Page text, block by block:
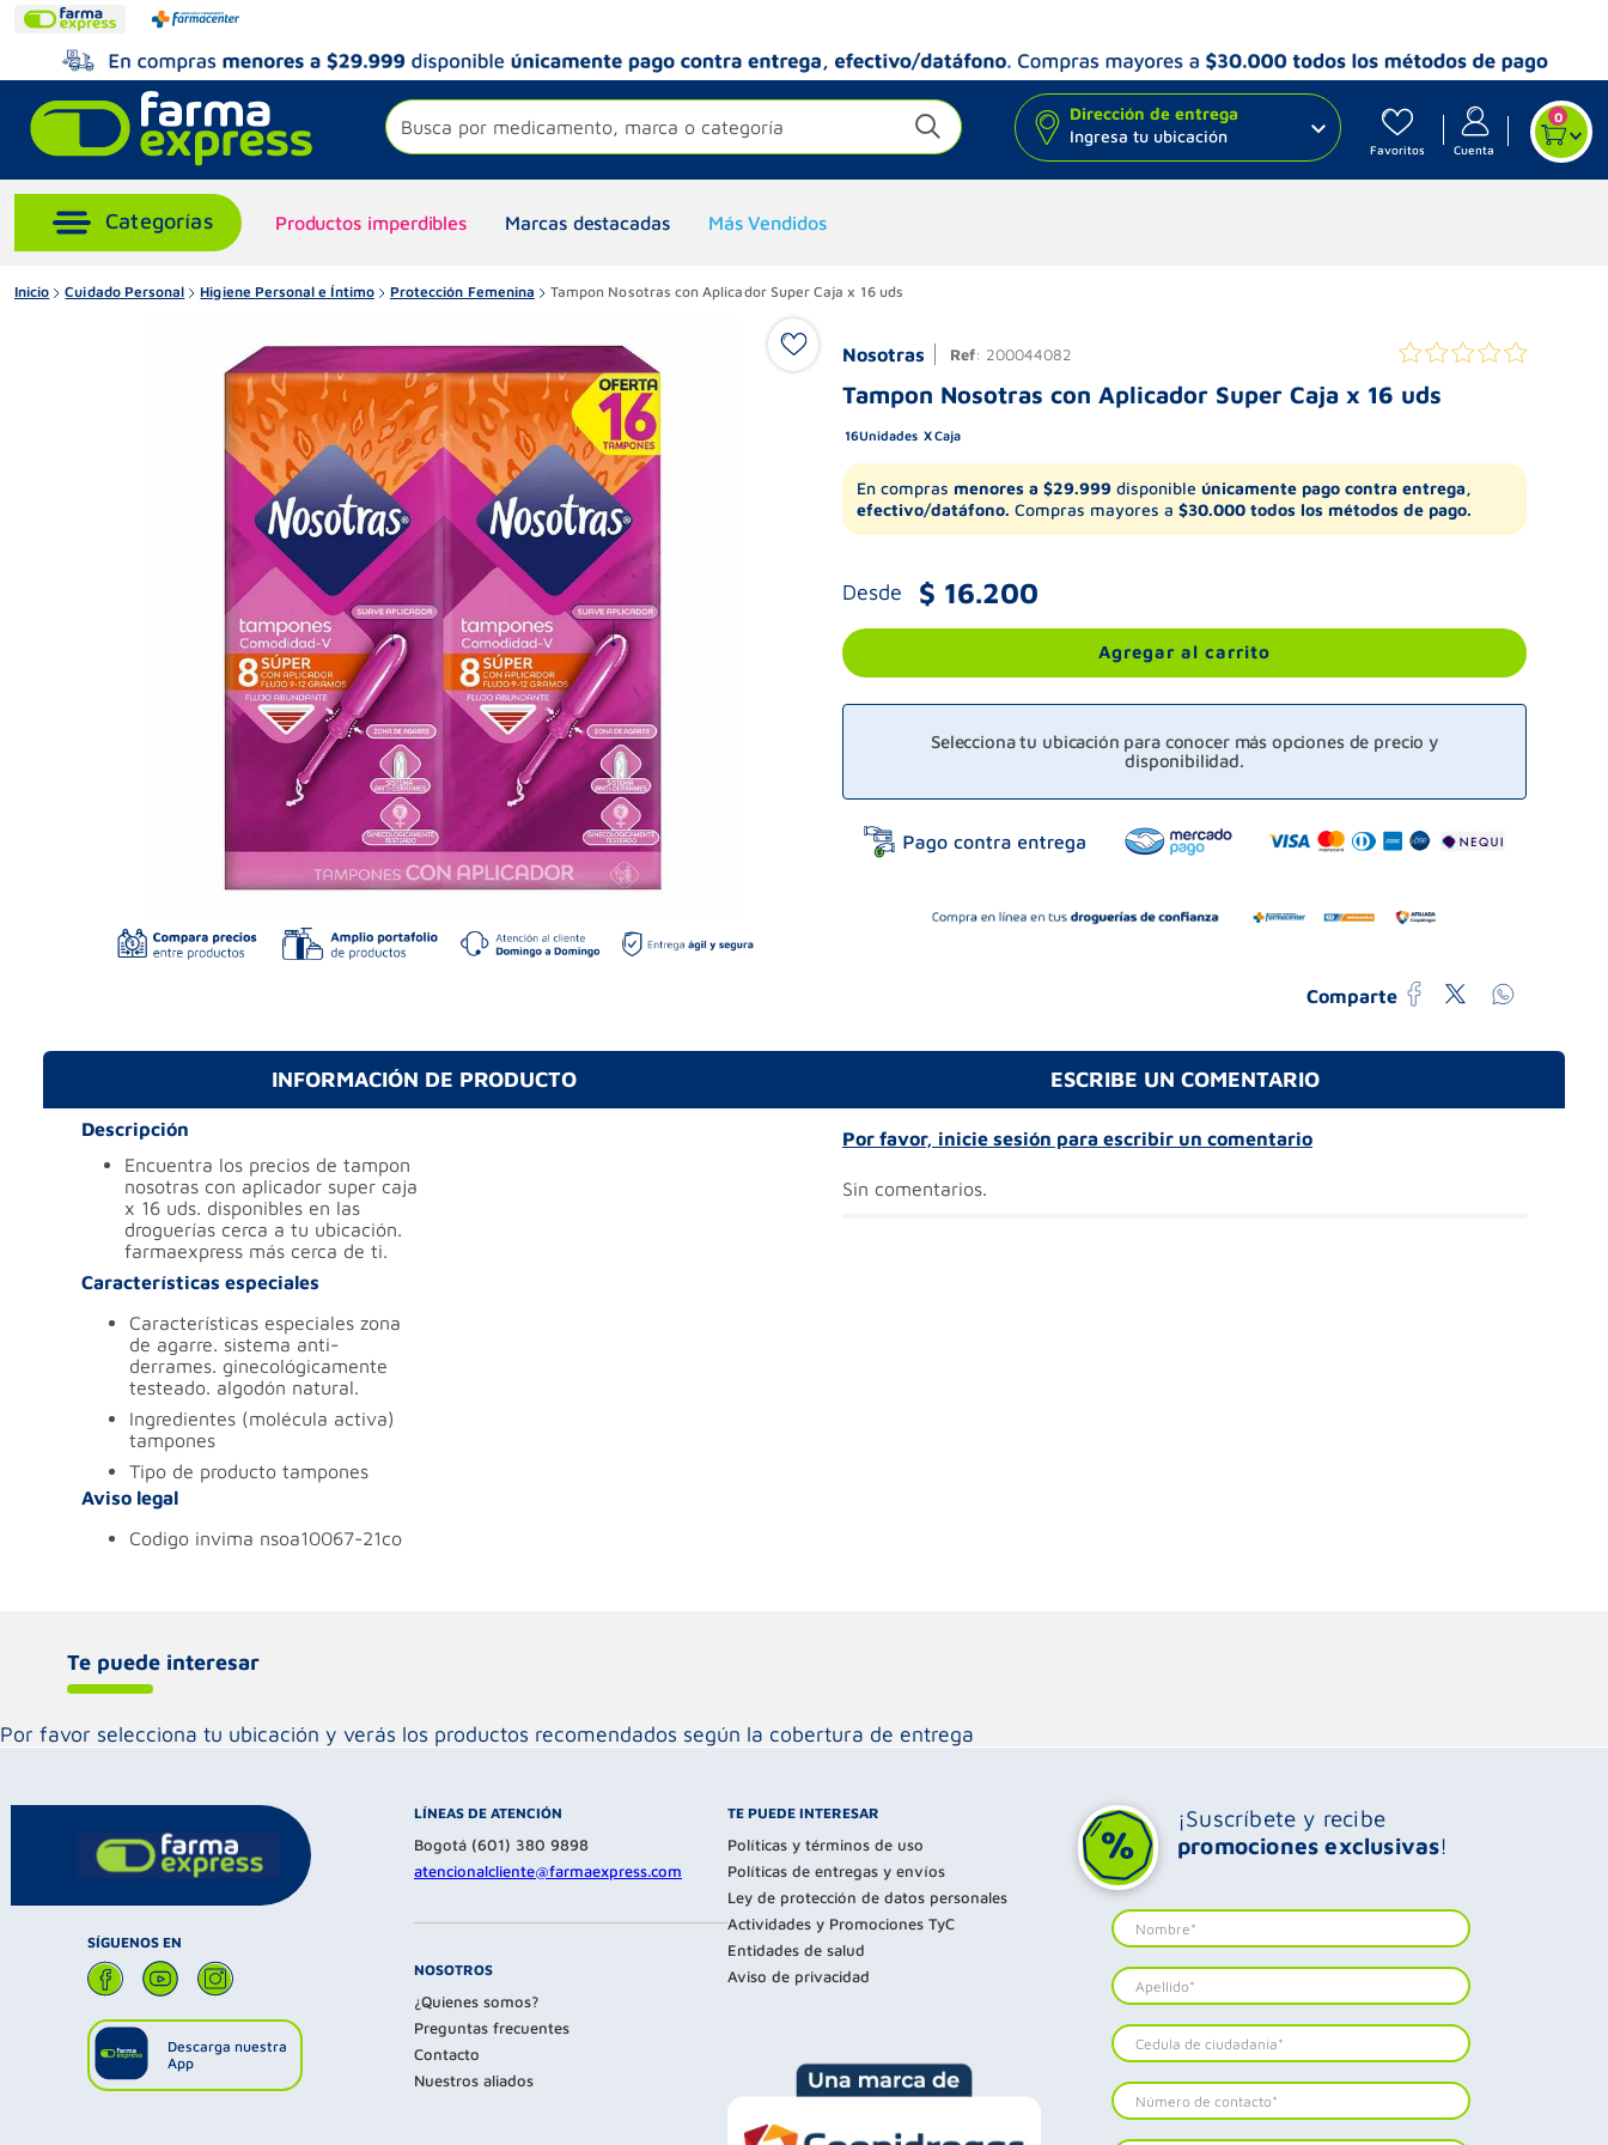
Busca por medicamento, marca o categoría
Dirección de entrega
Ingresa tu ubicación
Favoritos Cuenta
0
Productos imperdibles Marcas destacadas Más Vendidos
Inicio Cuidado Personal Higiene Personal e Íntimo Protección Femenina Tampon Nosotras con Aplicador Super Caja x 16 uds
Nosotras Ref: 200044082
Tampon Nosotras con Aplicador Super Caja x 16 uds
16Unidades Caja
En compras menores a $29.999 disponible únicamente pago contra entrega,
efectivo/datáfono. Compras mayores a $30.000 todos los métodos de pago.
Desde $ 16.200
Agregar al carrito
Selecciona tu ubicación para conocer más opciones de precio y
disponibilidad.
Comparte
INFORMACIÓN DE PRODUCTO
Descripción
encuentra los precios de tampon
nosotras con aplicador super caja
x 16 uds. disponibles en las
droguerías cerca a tu ubicación.
farmaexpress más cerca de ti.
Características especiales
características especiales zona
de agarre. sistema anti-
derrames. ginecológicamente
testeado. algodón natural.
ingredientes (molécula activa)
tampones
tipo de producto tampones
Aviso legal
codigo invima nsoa10067-21co
ESCRIBE UN COMENTARIO
Por favor, inicie sesión para escribir un comentario
Sin comentarios.
Te puede interesar
Por favor selecciona tu ubicación y verás los productos recomendados según la cobertura de entrega
SÍGUENOS EN
Descarga nuestra
App
LÍNEAS DE ATENCIÓN
Bogotá (601) 380 9898
atencionalcliente@farmaexpress.com
NOSOTROS
¿Quienes somos?
Preguntas frecuentes
Contacto
Nuestros aliados
TE PUEDE INTERESAR
Políticas y términos de uso
Políticas de entregas y envíos
Ley de protección de datos personales
Actividades y Promociones TyC
Entidades de salud
Aviso de privacidad
¡Suscríbete y recibe
promociones exclusivas!